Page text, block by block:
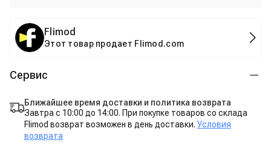
Flimod
Этот товар продает Flimod.com
Сервис
Ближайшее время доставки и политика возврата
Завтра с 10:00 до 14:00. При покупке товаров со склада
Flimod возврат возможен в день доставки. Условия
возврата